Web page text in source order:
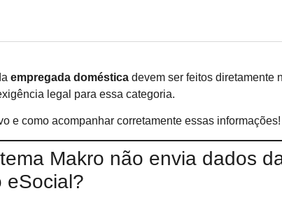
empregada doméstica devem ser feitos diretamente
legal para essa categoria.
e como acompanhar corretamente essas informações!
Makro não envia dados
eSocial?